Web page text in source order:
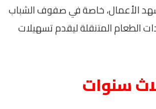
الأعمال، خاصة في صفوف الشباب
الطعام المتنقلة ليقدم تسهيلات
سنوات